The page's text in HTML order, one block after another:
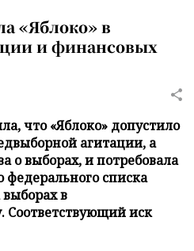
«Яблоко» в
и финансовых
что «Яблоко» допустило
агитации, а
о выборах, и потребовала
списка
в
Соответствующий иск